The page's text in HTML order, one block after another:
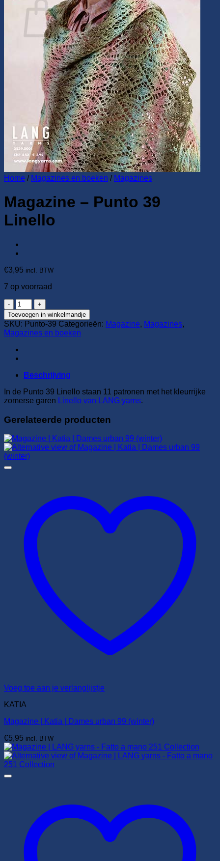
Geen producten in de winkelwagen.
Terug naar winkel
Home / Magazines en boeken / Magazines
Magazine – Punto 39
Linello
€3,95 incl. BTW
7 op voorraad
Magazine
-
Punto
39
Linello
aantal
Toevoegen in winkelmandje
SKU: Punto-39 Categorieën: Magazine, Magazines,
Magazines en boeken
Beschrijving
In de Punto 39 Linello staan 11 patronen met het kleurrijke
zomerse garen Linello van LANG yarns.
Gerelateerde producten
Voeg toe aan je verlanglijstje
KATIA
Magazine | Katia | Dames urban 99 (winter)
€5,95 incl. BTW